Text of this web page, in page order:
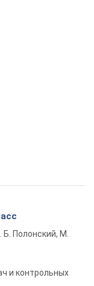
Б. Полонский, М.
и контрольных